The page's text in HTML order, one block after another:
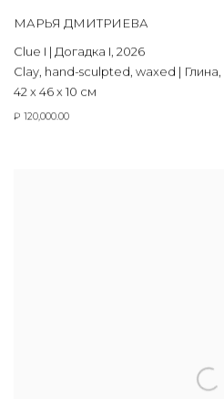
МАРЬЯ ДМИТРИЕВА
Clue I | Догадка I, 2026
Clay, hand-sculpted, waxed | Глина,
42 х 46 х 10 см
₽ 120,000.00